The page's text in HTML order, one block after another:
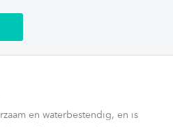
en waterbestendig, en is